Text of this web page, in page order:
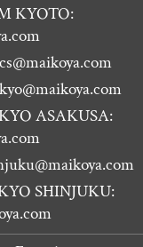
KYOTO:
cs@maikoya.com
ASAKUSA:
SHINJUKU: